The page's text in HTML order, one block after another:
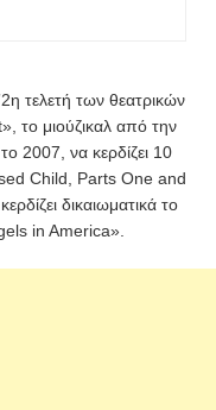
τελετή των θεατρικών
το μιούζικαλ από την
2007, να κερδίζει 10
Child, Parts One and
δικαιωματικά το
in America».